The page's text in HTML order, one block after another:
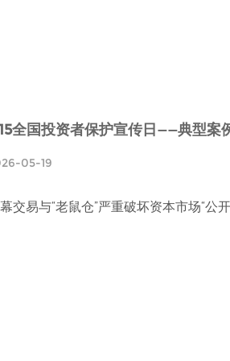
全国投资者保护宣传日——典型案
05-19
交易与“老鼠仓”严重破坏资本市场“公